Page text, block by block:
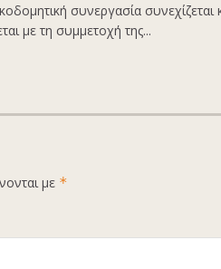
συνεργασία συνεχίζεται
με τη συμμετοχή της...
με *